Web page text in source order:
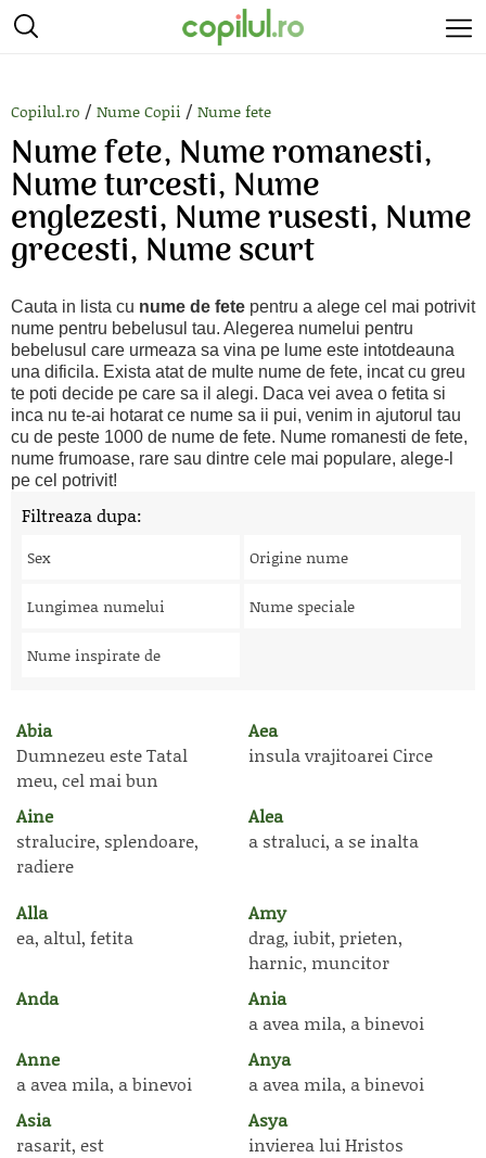
Copilul.ro / Nume Copii / Nume fete
Nume fete, Nume romanesti,
Nume turcesti, Nume
englezesti, Nume rusesti, Nume
grecesti, Nume scurt
Cauta in lista cu nume de fete pentru a alege cel mai potrivit
nume pentru bebelusul tau. Alegerea numelui pentru
bebelusul care urmeaza sa vina pe lume este intotdeauna
una dificila. Exista atat de multe nume de fete, incat cu greu
te poti decide pe care sa il alegi. Daca vei avea o fetita si
inca nu te-ai hotarat ce nume sa ii pui, venim in ajutorul tau
cu de peste 1000 de nume de fete. Nume romanesti de fete,
nume frumoase, rare sau dintre cele mai populare, alege-l
pe cel potrivit!
Filtreaza dupa:
Sex Origine nume
Lungimea numelui Nume speciale
Nume inspirate de
Abia
Dumnezeu este Tatal
meu, cel mai bun
Aea
insula vrajitoarei Circe
Aine
stralucire, splendoare,
radiere
Alea
a straluci, a se inalta
Alla
ea, altul, fetita
Amy
drag, iubit, prieten,
harnic, muncitor
Anda
Ania
a avea mila, a binevoi
Anne
a avea mila, a binevoi
Anya
a avea mila, a binevoi
Asia
rasarit, est
Asya
invierea lui Hristos